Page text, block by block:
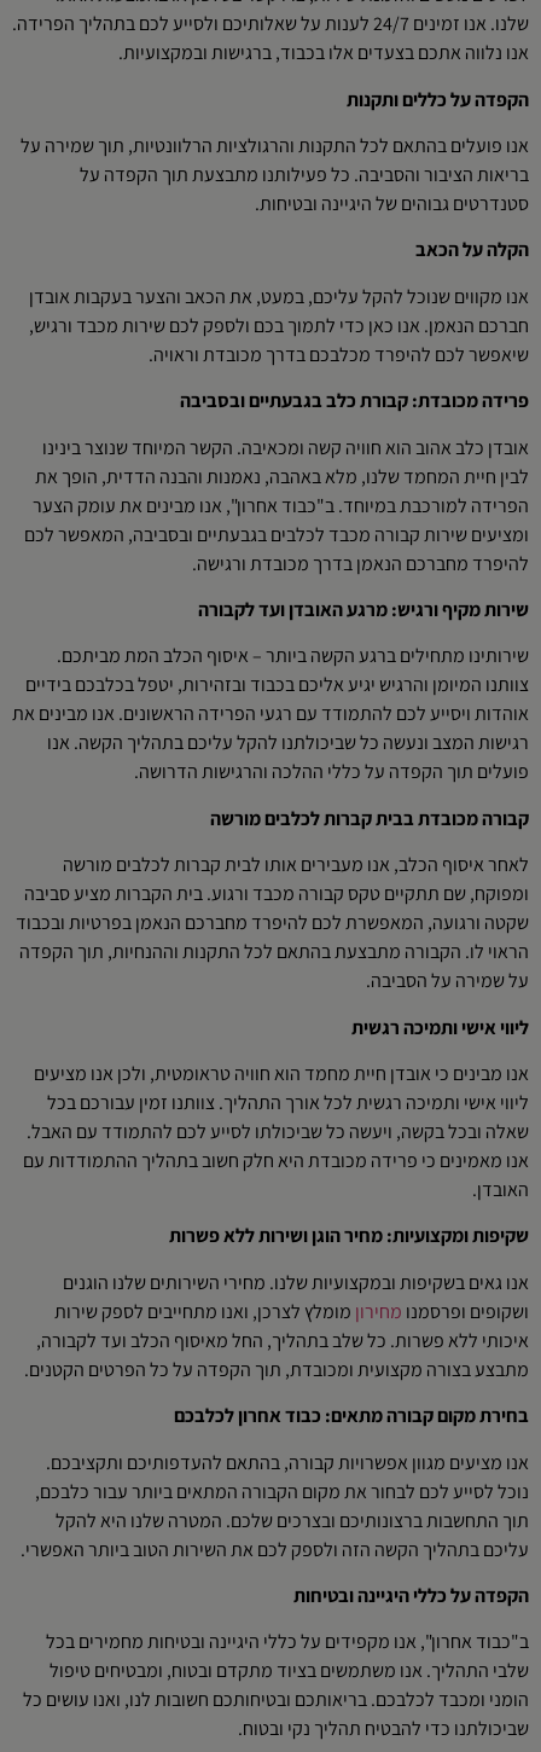
שלנו. אנו זמינים 24/7 לענות על שאלותיכם ולסייע לכם בתהליך הפרידה.
אנו נלווה אתכם בצעדים אלו בכבוד, ברגישות ובמקצועיות.
הקפדה על כללים ותקנות
אנו פועלים בהתאם לכל התקנות והרגולציות הרלוונטיות, תוך שמירה על
בריאות הציבור והסביבה. כל פעילותנו מתבצעת תוך הקפדה על
סטנדרטים גבוהים של היגיינה ובטיחות.
הקלה על הכאב
אנו מקווים שנוכל להקל עליכם, במעט, את הכאב והצער בעקבות אובדן
חברכם הנאמן. אנו כאן כדי לתמוך בכם ולספק לכם שירות מכבד ורגיש,
שיאפשר לכם להיפרד מכלבכם בדרך מכובדת וראויה.
פרידה מכובדת: קבורת כלב בגבעתיים ובסביבה
אובדן כלב אהוב הוא חוויה קשה ומכאיבה. הקשר המיוחד שנוצר בינינו
לבין חיית המחמד שלנו, מלא באהבה, נאמנות והבנה הדדית, הופך את
הפרידה למורכבת במיוחד. ב"כבוד אחרון", אנו מבינים את עומק הצער
ומציעים שירות קבורה מכבד לכלבים בגבעתיים ובסביבה, המאפשר לכם
להיפרד מחברכם הנאמן בדרך מכובדת ורגישה.
שירות מקיף ורגיש: מרגע האובדן ועד לקבורה
שירותינו מתחילים ברגע הקשה ביותר – איסוף הכלב המת מביתכם.
צוותנו המיומן והרגיש יגיע אליכם בכבוד ובזהירות, יטפל בכלבכם בידיים
אוהדות ויסייע לכם להתמודד עם רגעי הפרידה הראשונים. אנו מבינים את
רגישות המצב ונעשה כל שביכולתנו להקל עליכם בתהליך הקשה. אנו
פועלים תוך הקפדה על כללי ההלכה והרגישות הדרושה.
קבורה מכובדת בבית קברות לכלבים מורשה
לאחר איסוף הכלב, אנו מעבירים אותו לבית קברות לכלבים מורשה
ומפוקח, שם תתקיים טקס קבורה מכבד ורגוע. בית הקברות מציע סביבה
שקטה ורגועה, המאפשרת לכם להיפרד מחברכם הנאמן בפרטיות ובכבוד
הראוי לו. הקבורה מתבצעת בהתאם לכל התקנות וההנחיות, תוך הקפדה
על שמירה על הסביבה.
ליווי אישי ותמיכה רגשית
אנו מבינים כי אובדן חיית מחמד הוא חוויה טראומטית, ולכן אנו מציעים
ליווי אישי ותמיכה רגשית לכל אורך התהליך. צוותנו זמין עבורכם בכל
שאלה ובכל בקשה, ויעשה כל שביכולתו לסייע לכם להתמודד עם האבל.
אנו מאמינים כי פרידה מכובדת היא חלק חשוב בתהליך ההתמודדות עם
האובדן.
שקיפות ומקצועיות: מחיר הוגן ושירות ללא פשרות
אנו גאים בשקיפות ובמקצועיות שלנו. מחירי השירותים שלנו הוגנים
ושקופים ופרסמנו מחירון מומלץ לצרכן, ואנו מתחייבים לספק שירות
איכותי ללא פשרות. כל שלב בתהליך, החל מאיסוף הכלב ועד לקבורה,
מתבצע בצורה מקצועית ומכובדת, תוך הקפדה על כל הפרטים הקטנים.
בחירת מקום קבורה מתאים: כבוד אחרון לכלבכם
אנו מציעים מגוון אפשרויות קבורה, בהתאם להעדפותיכם ותקציבכם.
נוכל לסייע לכם לבחור את מקום הקבורה המתאים ביותר עבור כלבכם,
תוך התחשבות ברצונותיכם ובצרכים שלכם. המטרה שלנו היא להקל
עליכם בתהליך הקשה הזה ולספק לכם את השירות הטוב ביותר האפשרי.
הקפדה על כללי היגיינה ובטיחות
ב"כבוד אחרון", אנו מקפידים על כללי היגיינה ובטיחות מחמירים בכל
שלבי התהליך. אנו משתמשים בציוד מתקדם ובטוח, ומבטיחים טיפול
הומני ומכבד לכלבכם. בריאותכם ובטיחותכם חשובות לנו, ואנו עושים כל
שביכולתנו כדי להבטיח תהליך נקי ובטוח.